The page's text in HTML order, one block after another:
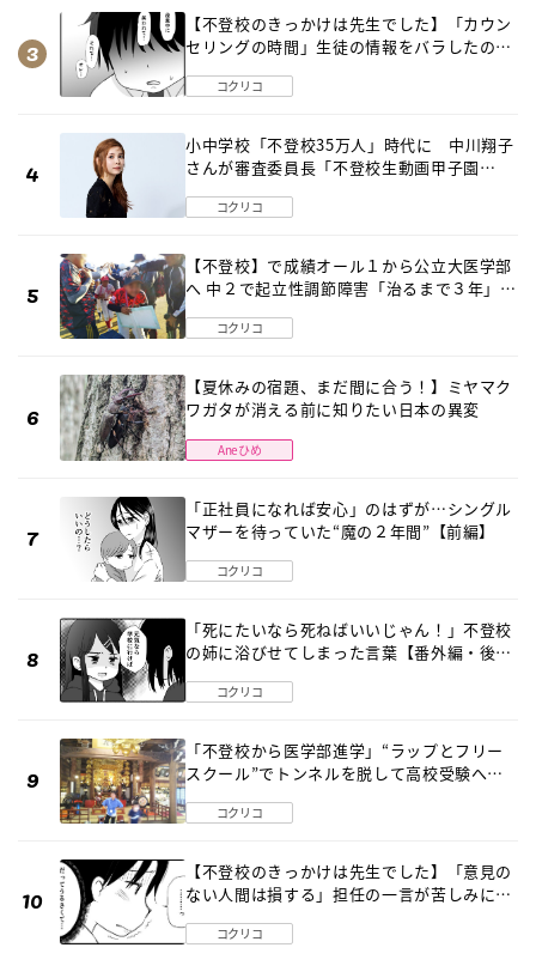
【不登校のきっかけは先生でした】「カウン
セリングの時間」生徒の情報をバラしたの
コクリコ
小中学校「不登校35万人」時代に 中川翔子
さんが審査委員長「不登校生動画甲子園
コクリコ
【不登校】で成績オール１から公立大医学部
へ 中２で起立性調節障害「治るまで３年」の
コクリコ
【夏休みの宿題、まだ間に合う！】ミヤマク
ワガタが消える前に知りたい日本の異変
Aneひめ
「正社員になれば安心」のはずが…シングル
マザーを待っていた“魔の２年間”【前編】
コクリコ
「死にたいなら死ねばいいじゃん！」不登校
の姉に浴びせてしまった言葉【番外編・後
コクリコ
「不登校から医学部進学」“ラップとフリー
スクール”でトンネルを脱して高校受験へ
コクリコ
【不登校のきっかけは先生でした】「意見の
ない人間は損する」担任の一言が苦しみに…
コクリコ